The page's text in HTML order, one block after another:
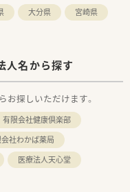
大分県
宮崎県
人名から探す
探しいただけます。
有限会社健康倶楽部
社わかば薬局
医療法人天心堂